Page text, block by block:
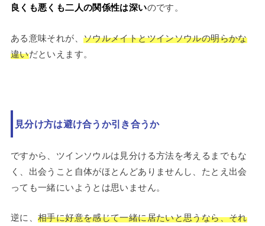
良くも悪くも二人の関係性は深いのです。
ある意味それが、 ソウルメイトとツインソウルの明らかな
違いだといえます。
見分け方は避け合うか引き合うか
ですから、ツインソウルは見分ける方法を考えるまでもな
く、出会うこと自体がほとんどありませんし、たとえ出会
っても一緒にいようとは思いません。
逆に、相手に好意を感じて一緒に居たいと思うなら、それ